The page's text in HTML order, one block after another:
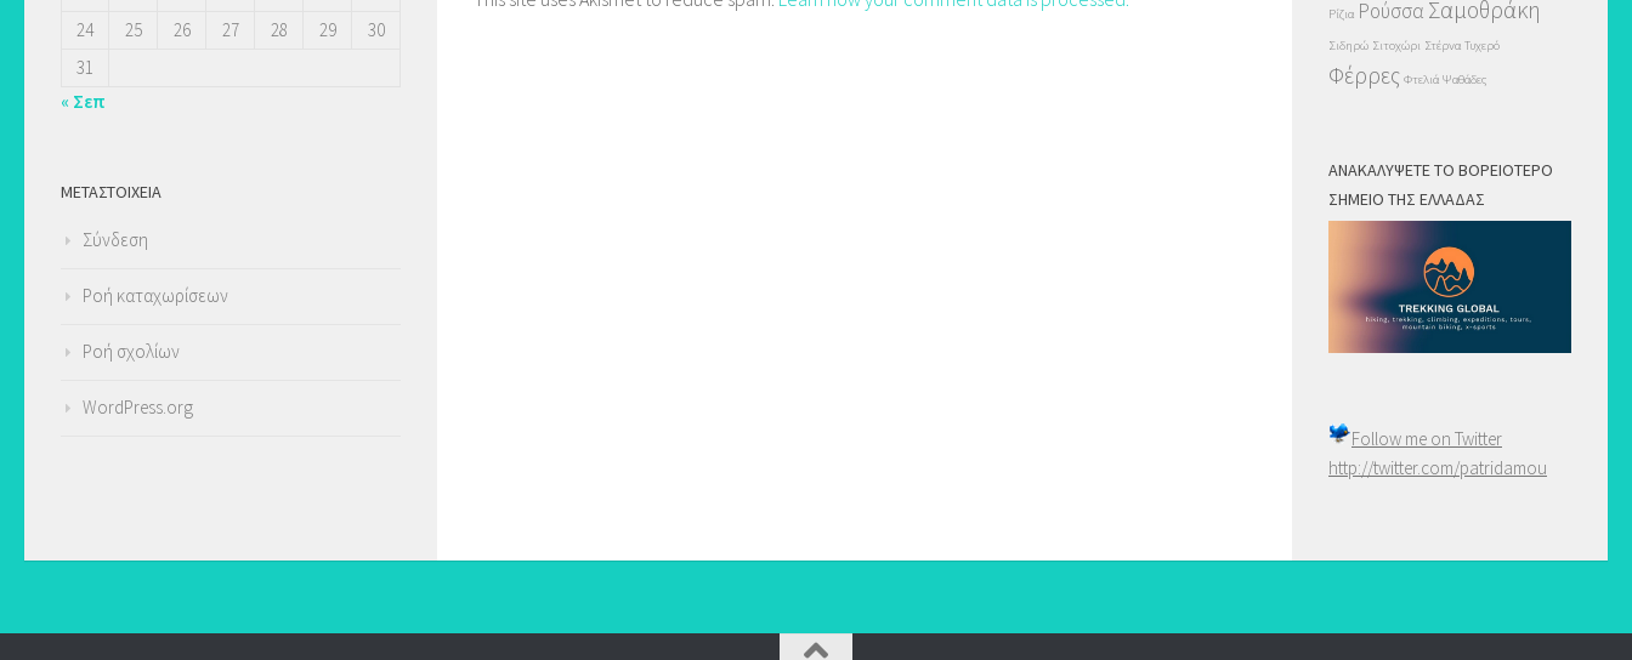
24
25 26 27 28 29
30
31
« Σεπ
ΜΕΤΑΣΤΟΙΧΕΊΑ
Σύνδεση
Ροή καταχωρίσεων
Ροή σχολίων
WordPress.org
Ρίζια Ρούσσα Σαμοθράκη
Σιδηρώ Σιτοχώρι Στέρνα Τυχερό
Φέρρες Φτελιά Ψαθάδες
ΑΝΑΚΑΛΎΨΕΤΕ ΤΟ ΒΟΡΕΙΌΤΕΡΟ
ΣΗΜΕΊΟ ΤΗΣ ΕΛΛΆΔΑΣ
Follow me on Twitter
http://twitter.com/patridamou